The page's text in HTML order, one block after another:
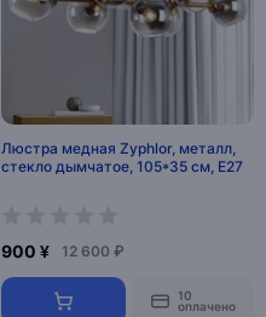
Люстра медная Zyphlor, металл,
стекло дымчатое, 105*35 см, Е27
900 ¥ 12 600 ₽
10
оплачено